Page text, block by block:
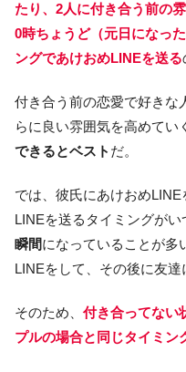
たり、2人に付き合う前の
0時ちょうど（元日になっ
ングであけおめLINEを送る
付き合う前の恋愛で好きな
らに良い雰囲気を高めてい
できるとベスト だ。
では、彼氏にあけおめ
LINEを送るタイミングがい
瞬間になっていることが多
LINEをして、その後に友達
そのため、 付き合ってない
プルの場合と同じタイミン